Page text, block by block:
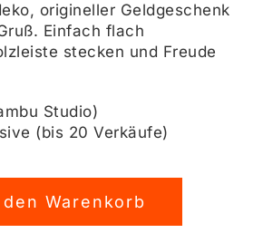
origineller Geldgeschenk
. Einfach flach
stecken und Freude
Studio)
(bis 20 Verkäufe)
den Warenkorb